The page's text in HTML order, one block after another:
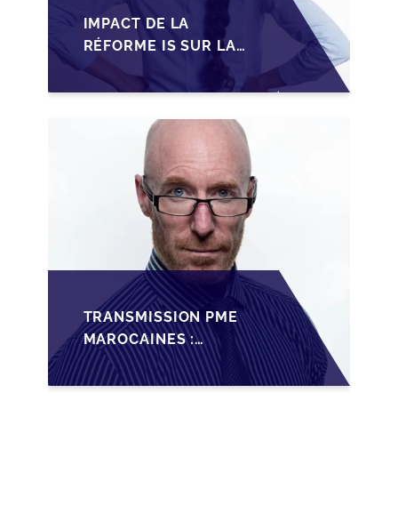
IMPACT DE LA
RÉFORME IS SUR LA
TRANSMISSION DES
PME FAMILIALES AU
TRANSMISSION PME
MAROCAINES :
SÉCURISER LA
CESSION AVEC LES